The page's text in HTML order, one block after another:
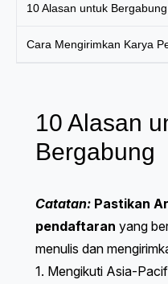
10 Alasan untuk Bergabung
Cara Mengirimkan Karya
10 Alasan
Bergabung
Catatan: Pastikan
pendaftaran yang
menulis dan
1. Mengikuti Asia-